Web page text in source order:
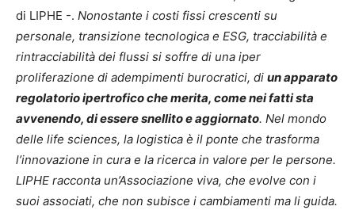
di LIPHE -. Nonostante i costi fissi crescenti su
personale, transizione tecnologica e ESG, tracciabilità e
rintracciabilità dei flussi si soffre di una iper
proliferazione di adempimenti burocratici, di un apparato
regolatorio ipertrofico che merita, come nei fatti sta
avvenendo, di essere snellito e aggiornato. Nel mondo
delle life sciences, la logistica è il ponte che trasforma
l’innovazione in cura e la ricerca in valore per le persone.
LIPHE racconta un’Associazione viva, che evolve con i
suoi associati, che non subisce i cambiamenti ma li guida.